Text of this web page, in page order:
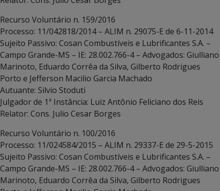
Recurso Voluntário n. 159/2016
Processo: 11/042818/2014 – ALIM n. 29075-E de 6-11-2014
Sujeito Passivo: Cosan Combustíveis e Lubrificantes S.A. –
Campo Grande-MS – IE: 28.002.766-4 – Advogados: Giulliano
Marinoto, Eduardo Corrêa da Silva, Gilberto Rodrigues
Porto e Jefferson Macilio Garcia Machado
Autuante: Silvio Stoduti
Julgador de 1ª Instância: Luiz Antônio Feliciano dos Reis
Relator: Cons. Julio Cesar Borges
Recurso Voluntário n. 100/2016
Processo: 11/024584/2015 – ALIM n. 29337-E de 29-5-2015
Sujeito Passivo: Cosan Combustíveis e Lubrificantes S.A. –
Campo Grande-MS – IE: 28.002.766-4 – Advogados: Giulliano
Marinoto, Eduardo Corrêa da Silva, Gilberto Rodrigues